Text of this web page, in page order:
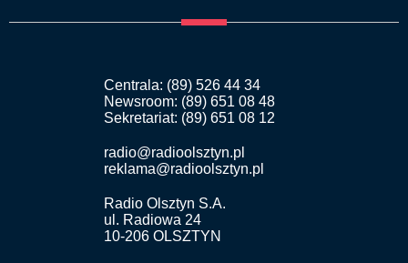
Centrala: (89) 526 44 34
Newsroom: (89) 651 08 48
Sekretariat: (89) 651 08 12
radio@radioolsztyn.pl
reklama@radioolsztyn.pl
Radio Olsztyn S.A.
ul. Radiowa 24
10-206 OLSZTYN